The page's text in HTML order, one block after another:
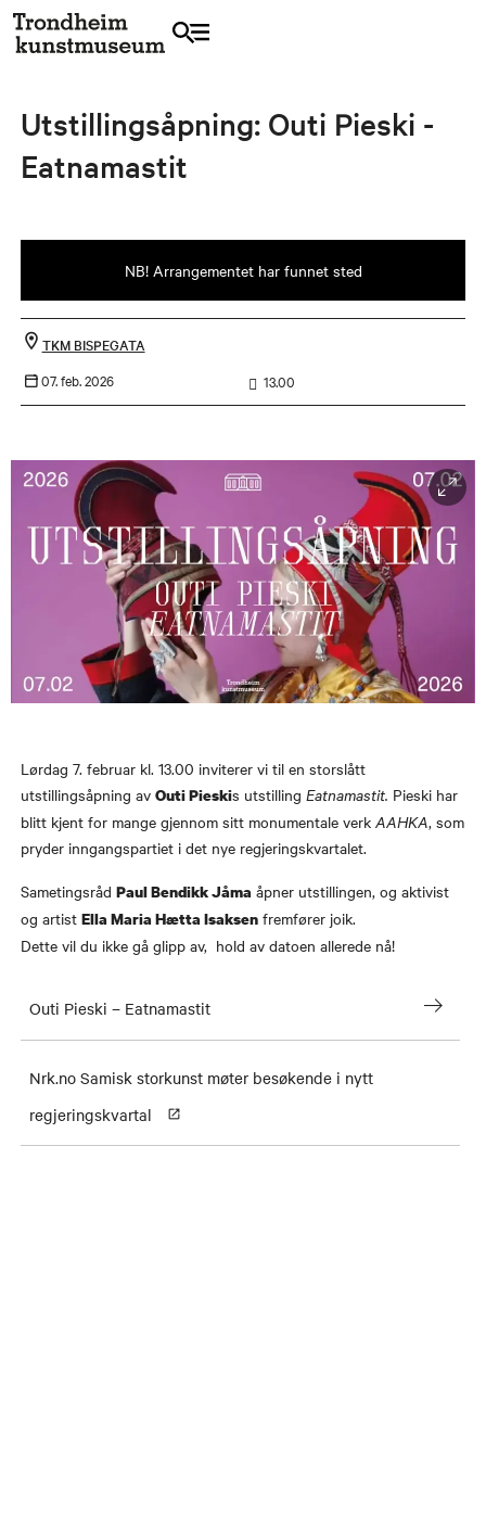
Utstillingsåpning: Outi Pieski -
Eatnamastit
NB! Arrangementet har funnet sted
TKM BISPEGATA
07. feb. 2026
13.00
Lørdag 7. februar kl. 13.00 inviterer vi til en storslått
utstillingsåpning av Outi Pieskis utstilling Eatnamastit. Pieski har
blitt kjent for mange gjennom sitt monumentale verk AAHKA, som
pryder inngangspartiet i det nye regjeringskvartalet.
Sametingsråd Paul Bendikk Jåmaåpner utstillingen, og aktivist
og artist Ella Maria Hætta Isaksenfremfører joik.
Dette vil du ikke gå glipp av, hold av datoen allerede nå!
Outi Pieski – Eatnamastit
Nrk.no Samisk storkunst møter besøkende i nytt
regjeringskvartal